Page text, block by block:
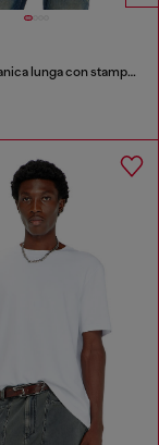
T-shirt a manica lunga con stampa patch all-over